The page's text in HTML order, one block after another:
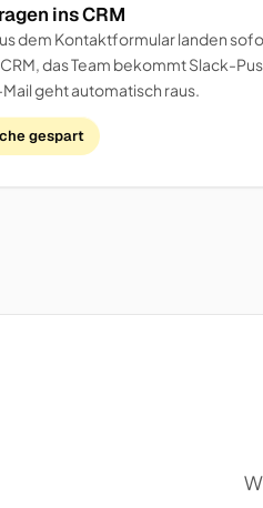
ins CRM
dem Kontaktformular landen
das Team bekommt Slack-
geht automatisch raus.
gespart